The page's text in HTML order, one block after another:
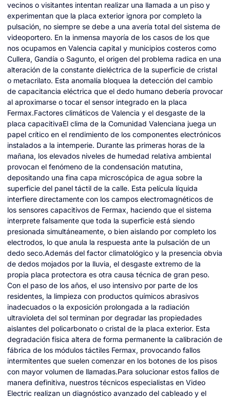
vecinos o visitantes intentan realizar una llamada a un piso y
experimentan que la placa exterior ignora por completo la
pulsación, no siempre se debe a una avería total del sistema de
videoportero. En la inmensa mayoría de los casos de los que
nos ocupamos en Valencia capital y municipios costeros como
Cullera, Gandía o Sagunto, el origen del problema radica en una
alteración de la constante dieléctrica de la superficie de cristal
o metacrilato. Esta anomalía bloquea la detección del cambio
de capacitancia eléctrica que el dedo humano debería provocar
al aproximarse o tocar el sensor integrado en la placa
Fermax.Factores climáticos de Valencia y el desgaste de la
placa capacitivaEl clima de la Comunidad Valenciana juega un
papel crítico en el rendimiento de los componentes electrónicos
instalados a la intemperie. Durante las primeras horas de la
mañana, los elevados niveles de humedad relativa ambiental
provocan el fenómeno de la condensación matutina,
depositando una fina capa microscópica de agua sobre la
superficie del panel táctil de la calle. Esta película líquida
interfiere directamente con los campos electromagnéticos de
los sensores capacitivos de Fermax, haciendo que el sistema
interprete falsamente que toda la superficie está siendo
presionada simultáneamente, o bien aislando por completo los
electrodos, lo que anula la respuesta ante la pulsación de un
dedo seco.Además del factor climatológico y la presencia obvia
de dedos mojados por la lluvia, el desgaste extremo de la
propia placa protectora es otra causa técnica de gran peso.
Con el paso de los años, el uso intensivo por parte de los
residentes, la limpieza con productos químicos abrasivos
inadecuados o la exposición prolongada a la radiación
ultravioleta del sol terminan por degradar las propiedades
aislantes del policarbonato o cristal de la placa exterior. Esta
degradación física altera de forma permanente la calibración de
fábrica de los módulos táctiles Fermax, provocando fallos
intermitentes que suelen comenzar en los botones de los pisos
con mayor volumen de llamadas.Para solucionar estos fallos de
manera definitiva, nuestros técnicos especialistas en Video
Electric realizan un diagnóstico avanzado del cableado y el